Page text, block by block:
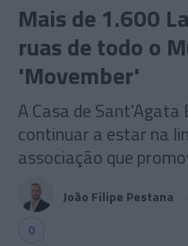
Mais de 1.600
ruas de todo o
'Movember'
A Casa de
continuar a estar na
associação que
João Filipe Pestana
0